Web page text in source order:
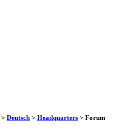
> Deutsch > Headquarters > Forum